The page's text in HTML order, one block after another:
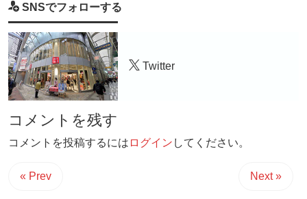
SNSでフォローする
Twitter
コメントを残す
コメントを投稿するには ログイン してください。
« Prev Next »